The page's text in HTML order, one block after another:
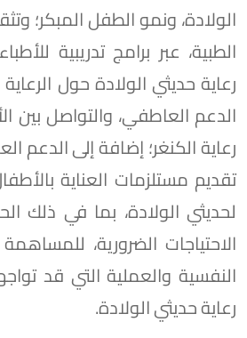
الولادة، ونمو الطفل المبكر؛
الطبية، عبر برامج تدريبية
رعاية حديثي الولادة حول
الدعم العاطفي، والتواصل بين
رعاية الكنغر؛ إضافة إلى الدعم
تقديم مستلزمات العناية
لحديثي الولادة، بما في ذلك
الاحتياجات الضرورية،
النفسية والعملية التي قد
رعاية حديثي الولادة.